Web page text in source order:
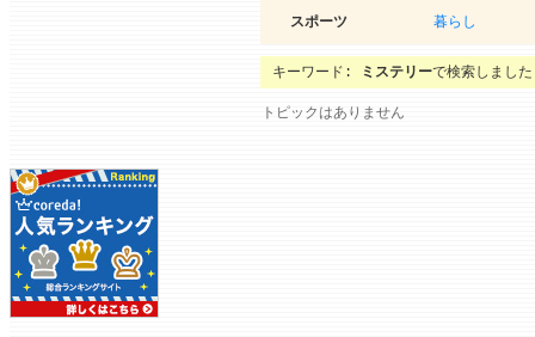
スポーツ
暮らし
キーワード: ミステリーで検索しました
トピックはありません